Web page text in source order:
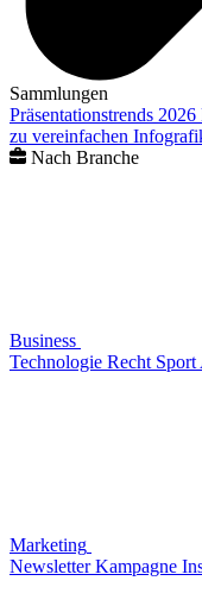
Sammlungen
Präsentationstrends 2026
zu vereinfachen
Nach Branche
Business
Technologie Recht Sport
Marketing
Newsletter Kampagne